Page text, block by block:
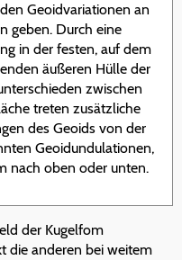
Geoidvariationen an
geben. Durch eine
in der festen, auf dem
äußeren Hülle der
zwischen
treten zusätzliche
des Geoids von der
Geoidundulationen,
nach oben oder unten.
der Kugelfom
die anderen bei weitem